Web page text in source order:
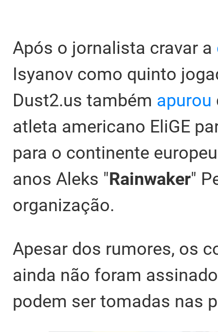
Após o jornalista cravar a
Isyanov como quinto
Dust2.us também apurou
atleta americano EliGE
para o continente
anos Aleks "Rainwaker"
organização.
Apesar dos rumores, os
ainda não foram
podem ser tomadas nas